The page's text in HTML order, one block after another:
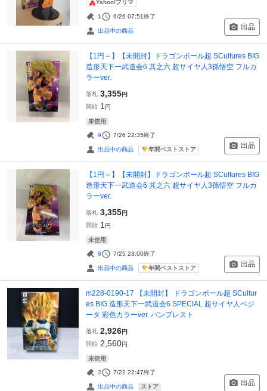
Yahoo!フリマ
1 6/26 07:51終了
出品中の商品 出品
【1円～】【未開封】ドラゴンボール超 SCultures BIG
造形天下一武道会6 其之六 超サイヤ人3孫悟空 フルカ
ラーver.
落札 3,355円
開始 1 円
未使用
9 7/26 22:35終了
出品中の商品 年間ベストストア 出品
【1円～】【未開封】ドラゴンボール超 SCultures BIG
造形天下一武道会6 其之六 超サイヤ人3孫悟空 フルカ
ラーver.
落札 3,355円
開始 1 円
未使用
8 7/25 23:00終了
出品中の商品 年間ベストストア 出品
m228-0190-17 【未開封】 ドラゴンボール超 SCultur
es BIG 造形天下一武道会6 SPECIAL 超サイヤ人ベジ
ータ 彩色カラーver. バンプレスト
落札 2,926円
開始 2,560円
未使用
2 7/22 22:47終了
出品中の商品 ストア 出品